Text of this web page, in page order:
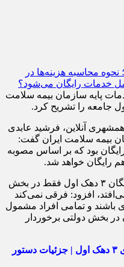
پایه سازمان بیمه سلامت
آنلاین، فرشید عابدی
بیمه سلامت ایران گفت:
جامعه رایگان بود که بر اساس مصوبه
رایگان خواهد شد.
وی با عنوان این مطلب که درمان رایگان ۳ دهک اول فقط در بخش
افزود: فرقی نمی‌کند
باشند و تمامی افراد مشمول
در بخش دولتی برخوردار
رایگان شد ؛ همه خدمات درمانی برای ۳ دهک اول | جزئیات دستور